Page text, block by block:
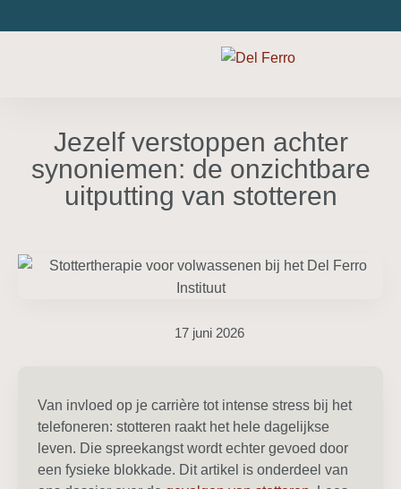
Jezelf verstoppen achter
synoniemen: de onzichtbare
uitputting van stotteren
17 juni 2026
Van invloed op je carrière tot intense stress bij het
telefoneren: stotteren raakt het hele dagelijkse
leven. Die spreekangst wordt echter gevoed door
een fysieke blokkade. Dit artikel is onderdeel van